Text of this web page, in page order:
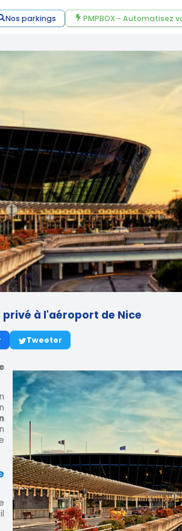
Nos parkings PMPBOX - Automatisez
à l'aéroport de Nice
Tweeter